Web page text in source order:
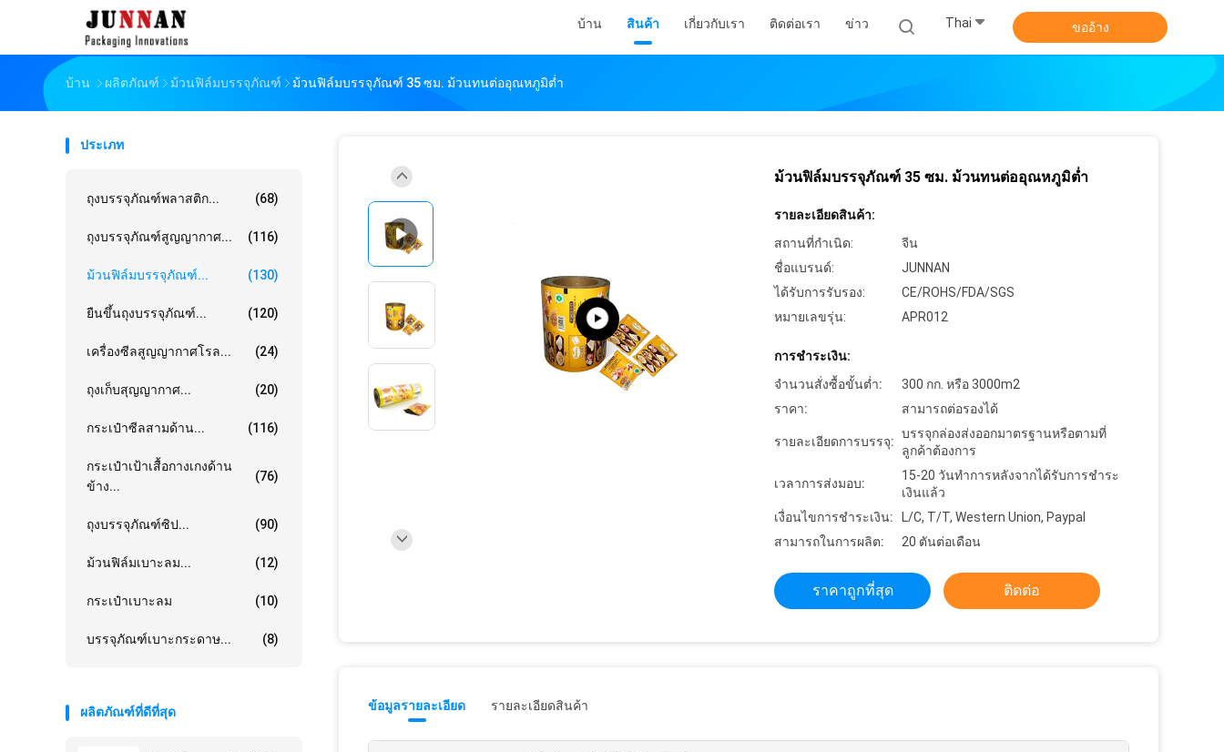
บ้าน สินค้า เกี่ยวกับเรา ติดต่อเรา ข่าว Thai ขออ้าง
บ้าน ผลิตภัณฑ์ ม้วนฟิล์มบรรจุภัณฑ์ ม้วนฟิล์มบรรจุภัณฑ์ 35 ซม. ม้วนทนต่ออุณหภูมิต่ำ
ประเภท
ถุงบรรจุภัณฑ์พลาสติก... (68)
ถุงบรรจุภัณฑ์สูญญากาศ... (116)
ม้วนฟิล์มบรรจุภัณฑ์... (130)
ยืนขึ้นถุงบรรจุภัณฑ์... (120)
เครื่องซีลสูญญากาศโรล... (24)
ถุงเก็บสุญญากาศ... (20)
กระเป๋าซีลสามด้าน... (116)
กระเป๋าเป้าเสื้อกางเกงด้าน
ข้าง...
(76)
ถุงบรรจุภัณฑ์ซิป... (90)
ม้วนฟิล์มเบาะลม... (12)
กระเป๋าเบาะลม (10)
บรรจุภัณฑ์เบาะกระดาษ... (8)
ผลิตภัณฑ์ที่ดีที่สุด
ม้วนฟิล์มบรรจุภัณฑ์ 35 ซม. ม้วนทนต่ออุณหภูมิต่ำ
รายละเอียดสินค้า:
สถานที่กำเนิด:
จีน
ชื่อแบรนด์:
JUNNAN
ได้รับการรับรอง:
CE/ROHS/FDA/SGS
หมายเลขรุ่น:
APR012
การชำระเงิน:
จำนวนสั่งซื้อขั้นต่ำ:
300 กก. หรือ 3000m2
ราคา:
สามารถต่อรองได้
รายละเอียดการบรรจุ:
บรรจุกล่องส่งออกมาตรฐานหรือตามที่
ลูกค้าต้องการ
เวลาการส่งมอบ:
15-20 วันทำการหลังจากได้รับการชำระ
เงินแล้ว
เงื่อนไขการชำระเงิน:
L/C, T/T, Western Union, Paypal
สามารถในการผลิต:
20 ตันต่อเดือน
ราคาถูกที่สุด ติดต่อ
ข้อมูลรายละเอียด รายละเอียดสินค้า